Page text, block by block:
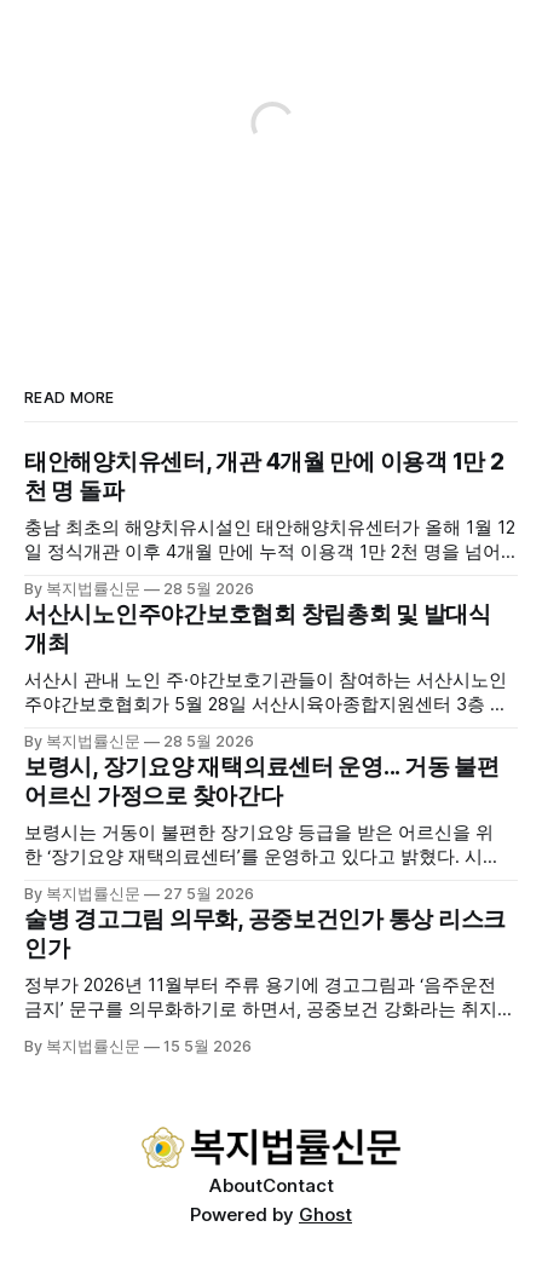
READ MORE
태안해양치유센터, 개관 4개월 만에 이용객 1만 2
천 명 돌파
충남 최초의 해양치유시설인 태안해양치유센터가 올해 1월 12
일 정식개관 이후 4개월 만에 누적 이용객 1만 2천 명을 넘어
양자원을 활용한 맞춤형 프로그램과 차별화된 웰니스 콘텐츠
를 선보이며 관광객과 군민의 발길을 끌고 있다. 센터는 염지
하수, 피트 등 태안의 청정 해양자원을 활용해 몸과 마음의 회
복을 돕는 다양한 프로그램을 운영하고
By 복지법률신문 28 5월 2026
서산시노인주야간보호협회 창립총회 및 발대식
개최
서산시 관내 노인 주·야간보호기관들이 참여하는 서산시노인
주야간보호협회가 5월 28일 서산시육아종합지원센터 3층 공
행사에는 서산시 관내 주·야간보호기관 관계자와 종사자, 유관
기관 내빈 등 약 100여명이 참석했으며, 서산시청 관계자, 서
산시노인복지시설협회, 서산시재가복지협회, 서산시사회복지
사협회 등 지역 노인복지 관련 기관 관계자들이 함께해 협회
출범을 축하했다. 서산시노인주야간보호협회는 서산시 소재
By 복지법률신문 28 5월 2026
보령시, 장기요양 재택의료센터 운영... 거동 불편
어르신 가정으로 찾아간다
보령시는 거동이 불편한 장기요양 등급을 받은 어르신을 위
한 ‘장기요양 재택의료센터’를 운영하고 있다고 밝혔다. 시
고 본격적인 서비스 제공에 나서고 있다. 재택의료센터
는 (한)의사가 거동 불편으로 의료기관 이용이 어렵다고 판단
한 장기요양 등급자를 대상으로, (한)의사·간호사·사회복지사
로 구성된 다학제 팀이 직접 가정을 방문해 건강관리서비스
를 제공하는
By 복지법률신문 27 5월 2026
술병 경고그림 의무화, 공중보건인가 통상 리스크
인가
정부가 2026년 11월부터 주류 용기에 경고그림과 ‘음주운전
금지’ 문구를 의무화하기로 하면서, 공중보건 강화라는 취지와
도는 국제 통상 규범, 영세업체 부담, 소비자 선택권 등 다양한
By 복지법률신문 15 5월 2026
AboutContact
Powered by Ghost